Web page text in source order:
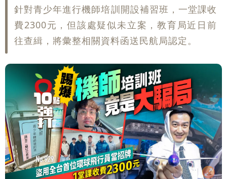
11年離婚收場
針對青少年進行機師培訓開設補習班，一堂課收
費2300元，但該處疑似未立案，教育局近日前
往查緝，將彙整相關資料函送民航局認定。